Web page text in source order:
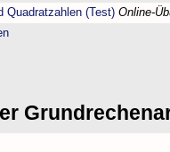
Quadratzahlen (Test) Online-